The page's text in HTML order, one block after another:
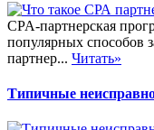
CPA-партнерская
популярных способов
партнер... Читать»
Типичные